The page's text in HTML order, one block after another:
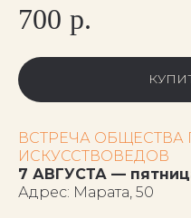
700 р.
ВСТРЕЧА ОБЩЕСТВА
ИСКУССТВОВЕДОВ
7 АВГУСТА —
Адрес: Марата, 50